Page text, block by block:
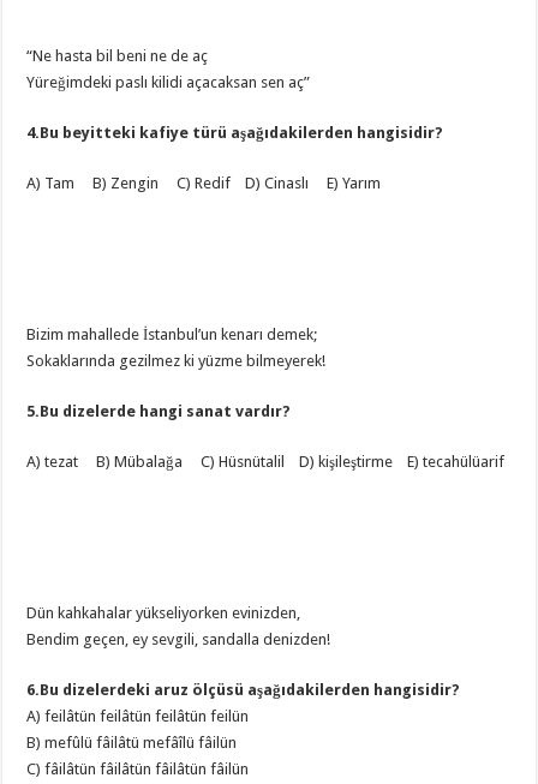
“Ne hasta bil beni ne de aç
Yüreğimdeki paslı kilidi açacaksan sen aç”
4.Bu beyitteki kafiye türü aşağıdakilerden hangisidir?
A) Tam B) Zengin C) Redif D) Cinaslı E) Yarım
Bizim mahallede İstanbul’un kenarı demek;
Sokaklarında gezilmez ki yüzme bilmeyerek!
5.Bu dizelerde hangi sanat vardır?
A) tezat B) Mübalağa C) Hüsnütalil D) kişileştirme E) tecahülüarif
Dün kahkahalar yükseliyorken evinizden,
Bendim geçen, ey sevgili, sandalla denizden!
6.Bu dizelerdeki aruz ölçüsü aşağıdakilerden hangisidir?
A) feilâtün feilâtün feilâtün feilün
B) mefûlü fâilâtü mefâîlü fâilün
C) fâilâtün fâilâtün fâilâtün fâilün